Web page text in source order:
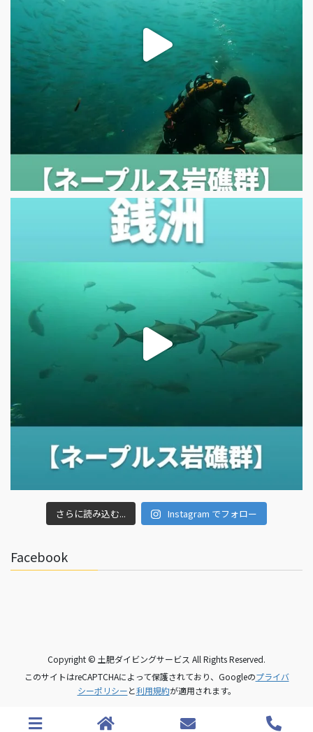
さらに読み込む... Instagram でフォロー
Facebook
Copyright © 土肥ダイビングサービス All Rights Reserved.
このサイトはreCAPTCHAによって保護されており、Googleのプライバ
シーポリシーと利用規約が適用されます。